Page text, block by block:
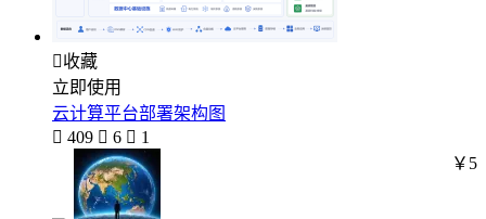
收藏
立即使用
云计算平台部署架构图
 409  6  1
￥5